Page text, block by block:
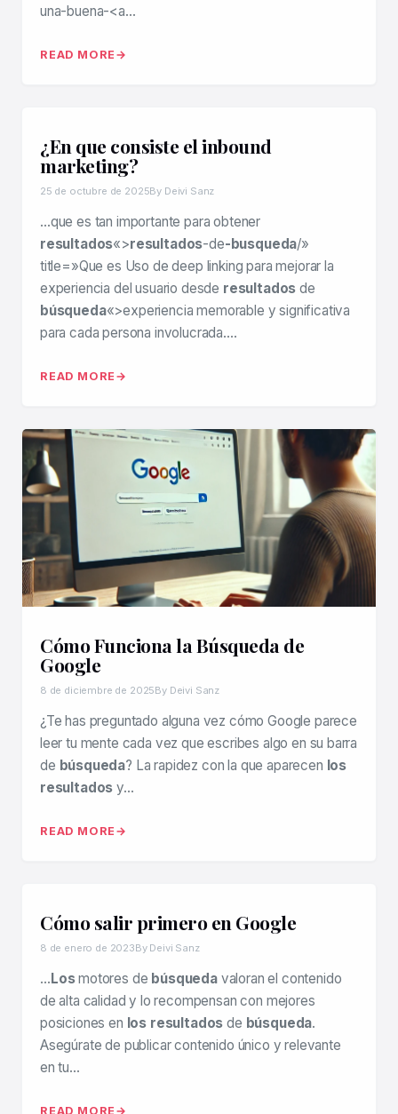
una-buena-<a…
READ MORE
¿En que consiste el inbound
marketing?
25 de octubre de 2025By Deivi Sanz
…que es tan importante para obtener
resultados«>resultados-de-busqueda/»
title=»Que es Uso de deep linking para mejorar la
experiencia del usuario desde resultados de
búsqueda«>experiencia memorable y significativa
para cada persona involucrada….
READ MORE
Cómo Funciona la Búsqueda de
Google
8 de diciembre de 2025By Deivi Sanz
¿Te has preguntado alguna vez cómo Google parece
leer tu mente cada vez que escribes algo en su barra
de búsqueda? La rapidez con la que aparecen los
resultados y…
READ MORE
Cómo salir primero en Google
8 de enero de 2023By Deivi Sanz
…Losmotores de búsquedavaloran el contenido
de alta calidad y lo recompensan con mejores
posiciones en los resultados de búsqueda.
Asegúrate de publicar contenido único y relevante
en tu…
READ MORE